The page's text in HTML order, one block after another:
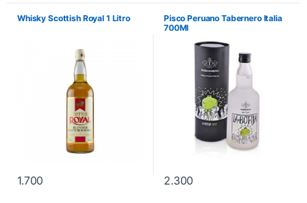
Whisky Scottish Royal 1 Litro
1.700
Pisco Peruano Tabernero Italia
700Ml
2.300